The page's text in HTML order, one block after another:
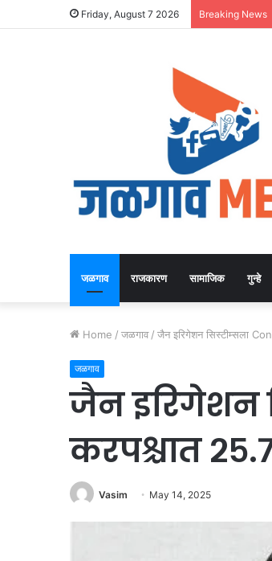
Friday, August 7 2026 Breaking News
जळगाव राजकारण सामाजिक गुन्हे
Home / जळगाव / जैन इरिगेशन सिस्टीम्सला
जळगाव
जैन इरिगेशन
करपश्चात
Vasim May 14, 2025